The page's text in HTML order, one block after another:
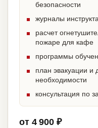
безопасности
журналы
расчет
пожаре для кафе
программы
план эвакуации и
необходимости
консультация по
от 4 900 ₽